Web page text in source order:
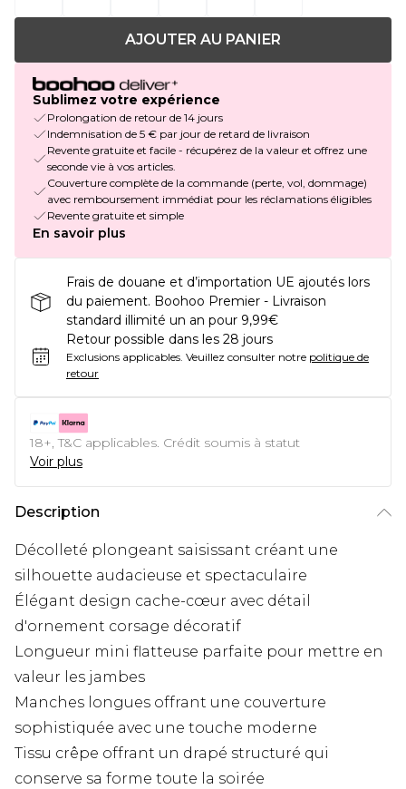
AJOUTER AU PANIER
Sublimez votre expérience
Prolongation de retour de 14 jours
Indemnisation de 5 € par jour de retard de livraison
Revente gratuite et facile - récupérez de la valeur et offrez une
seconde vie à vos articles.
Couverture complète de la commande (perte, vol, dommage)
avec remboursement immédiat pour les réclamations éligibles
Revente gratuite et simple
En savoir plus
Frais de douane et d’importation UE ajoutés lors
du paiement. Boohoo Premier - Livraison
standard illimité un an pour 9,99€
Retour possible dans les 28 jours
Exclusions applicables. Veuillez consulter notre politique de
retour
18+, T&C applicables. Crédit soumis à statut
Voir plus
Description
Décolleté plongeant saisissant créant une
silhouette audacieuse et spectaculaire
Élégant design cache-cœur avec détail
d'ornement corsage décoratif
Longueur mini flatteuse parfaite pour mettre en
valeur les jambes
Manches longues offrant une couverture
sophistiquée avec une touche moderne
Tissu crêpe offrant un drapé structuré qui
conserve sa forme toute la soirée